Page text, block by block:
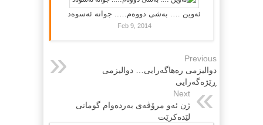
ئەوین …. بەشی دووەم….. جوانە ئەسوەد
Feb 9, 2014
Previous
دوالیزمى رەهاگەرایى… دوالیزمى
ڕێژەگەرایى
Next
ژن ئه‌و مرۆڤه‌ی به‌رده‌وام گومانی
لێده‌کرێت